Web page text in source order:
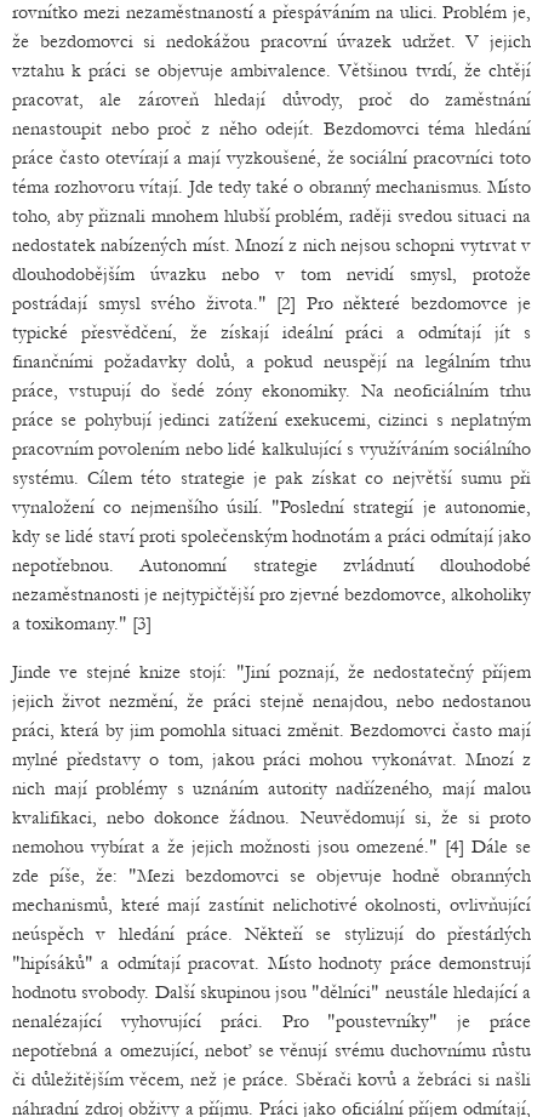
rovnítko mezi nezaměstnaností a přespáváním na ulici. Problém je,
že bezdomovci si nedokážou pracovní úvazek udržet. V jejich
vztahu k práci se objevuje ambivalence. Většinou tvrdí, že chtějí
pracovat, ale zároveň hledají důvody, proč do zaměstnání
nenastoupit nebo proč z něho odejít. Bezdomovci téma hledání
práce často otevírají a mají vyzkoušené, že sociální pracovníci toto
téma rozhovoru vítají. Jde tedy také o obranný mechanismus. Místo
toho, aby přiznali mnohem hlubší problém, raději svedou situaci na
nedostatek nabízených míst. Mnozí z nich nejsou schopni vytrvat v
dlouhodobějším úvazku nebo v tom nevidí smysl, protože
postrádají smysl svého života." [2] Pro některé bezdomovce je
typické přesvědčení, že získají ideální práci a odmítají jít s
finančními požadavky dolů, a pokud neuspějí na legálním trhu
práce, vstupují do šedé zóny ekonomiky. Na neoficiálním trhu
práce se pohybují jedinci zatížení exekucemi, cizinci s neplatným
pracovním povolením nebo lidé kalkulující s využíváním sociálního
systému. Cílem této strategie je pak získat co největší sumu při
vynaložení co nejmenšího úsilí. "Poslední strategií je autonomie,
kdy se lidé staví proti společenským hodnotám a práci odmítají jako
nepotřebnou. Autonomní strategie zvládnutí dlouhodobé
nezaměstnanosti je nejtypičtější pro zjevné bezdomovce, alkoholiky
a toxikomany." [3]
Jinde ve stejné knize stojí: "Jiní poznají, že nedostatečný příjem
jejich život nezmění, že práci stejně nenajdou, nebo nedostanou
práci, která by jim pomohla situaci změnit. Bezdomovci často mají
mylné představy o tom, jakou práci mohou vykonávat. Mnozí z
nich mají problémy s uznáním autority nadřízeného, mají malou
kvalifikaci, nebo dokonce žádnou. Neuvědomují si, že si proto
nemohou vybírat a že jejich možnosti jsou omezené." [4] Dále se
zde píše, že: "Mezi bezdomovci se objevuje hodně obranných
mechanismů, které mají zastínit nelichotivé okolnosti, ovlivňující
neúspěch v hledání práce. Někteří se stylizují do přestárlých
"hipísáků" a odmítají pracovat. Místo hodnoty práce demonstrují
hodnotu svobody. Další skupinou jsou "dělníci" neustále hledající a
nenalézající vyhovující práci. Pro "poustevníky" je práce
nepotřebná a omezující, neboť se věnují svému duchovnímu růstu
či důležitějším věcem, než je práce. Sběrači kovů a žebráci si našli
náhradní zdroj obživy a příjmu. Práci jako oficiální příjem odmítají,